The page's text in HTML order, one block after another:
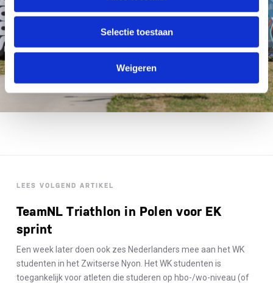
Selectie toestaan
Weigeren
LEES VOLGEND ARTIKEL
TeamNL Triathlon in Polen voor EK
sprint
Een week later doen ook zes Nederlanders mee aan het WK
studenten in het Zwitserse Nyon. Het WK studenten is
toegankelijk voor atleten die studeren op hbo-/wo-niveau (of